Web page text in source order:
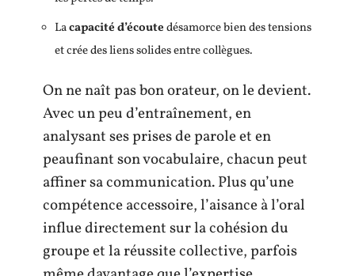
Lacapacité d’écoutedésamorce bien des tensions
et crée des liens solides entre collègues.
On ne naît pas bon orateur, on le devient.
Avec un peu d’entraînement, en
analysant ses prises de parole et en
peaufinant son vocabulaire, chacun peut
affiner sa communication. Plus qu’une
compétence accessoire, l’aisance à l’oral
influe directement sur la cohésion du
groupe et la réussite collective, parfois